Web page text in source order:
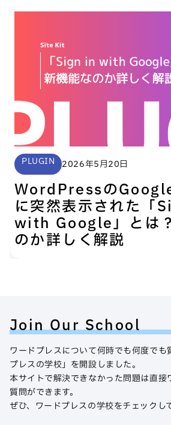
PLUGIN 2026年5月20日
WordPressの
に突然表示された「
with Google」とは
のか詳しく解説
Join Our School
ワードプレスについて何時でも何度でも
プレスの学校」を開設しました。
本サイトで解決できなかった問題は直接
質問ができます。
ぜひ、ワードプレスの学校をチェックし